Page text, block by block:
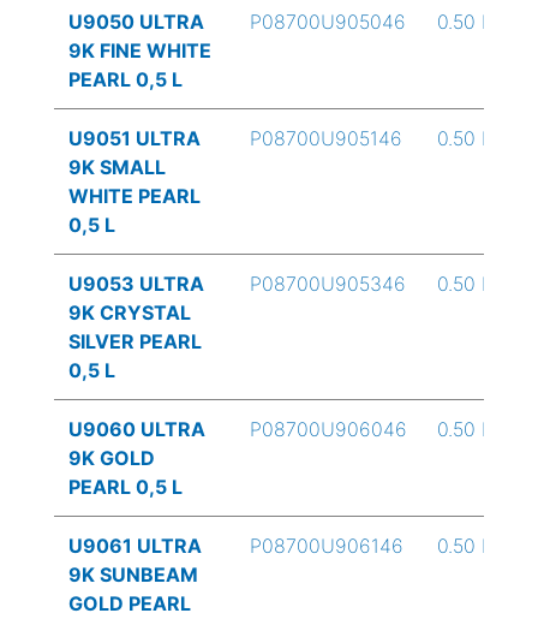
U9050 ULTRA
9K FINE WHITE
PEARL 0,5 L
P08700U905046 0.50 L
U9051 ULTRA
9K SMALL
WHITE PEARL
0,5 L
P08700U905146 0.50 L
U9053 ULTRA
9K CRYSTAL
SILVER PEARL
0,5 L
P08700U905346 0.50 L
U9060 ULTRA
9K GOLD
PEARL 0,5 L
P08700U906046 0.50 L
U9061 ULTRA
9K SUNBEAM
GOLD PEARL
P08700U906146 0.50 L